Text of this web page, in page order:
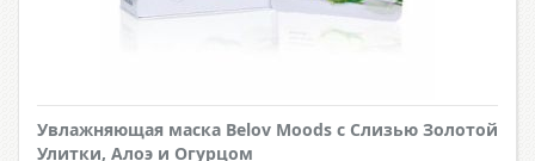
Увлажняющая маска Belov Moods с Слизью Золотой
Улитки, Алоэ и Огурцом